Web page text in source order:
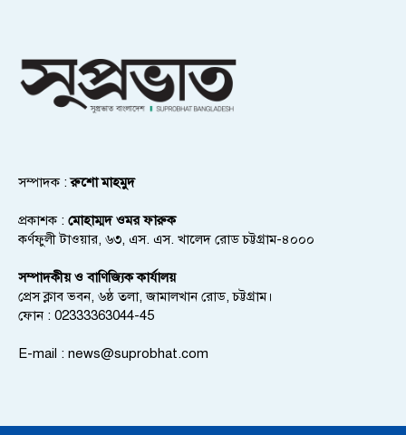
সম্পাদক :রুশো মাহমুদ
প্রকাশক : মোহাম্মদ ওমর ফারুক
কর্ণফুলী টাওয়ার, ৬৩, এস. এস. খালেদ রোড চট্টগ্রাম-৪০০০
সম্পাদকীয় ও বাণিজ্যিক কার্যালয়
প্রেস ক্লাব ভবন, ৬ষ্ঠ তলা, জামালখান রোড, চট্টগ্রাম।
ফোন : 02333363044-45
E-mail : news@suprobhat.com